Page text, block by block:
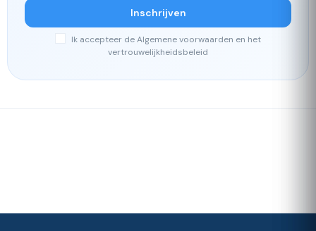
Inschrijven
Ik accepteer de Algemene voorwaarden en het
vertrouwelijkheidsbeleid